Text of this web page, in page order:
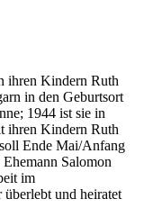
ihren Kindern Ruth
in den Geburtsort
1944 ist sie in
ihren Kindern Ruth
Ende Mai/Anfang
Salomon
im
überlebt und heiratet